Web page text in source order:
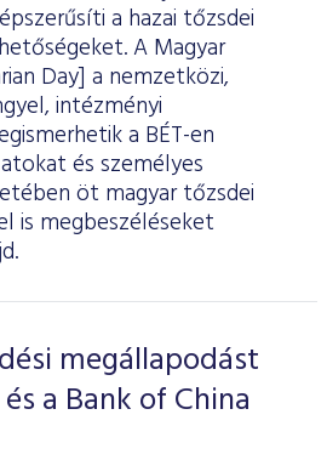
a hazai tőzsdei
A Magyar
Day] a nemzetközi,
intézményi
a BÉT-en
és személyes
öt magyar tőzsdei
is megbeszéléseket
megállapodást
a Bank of China